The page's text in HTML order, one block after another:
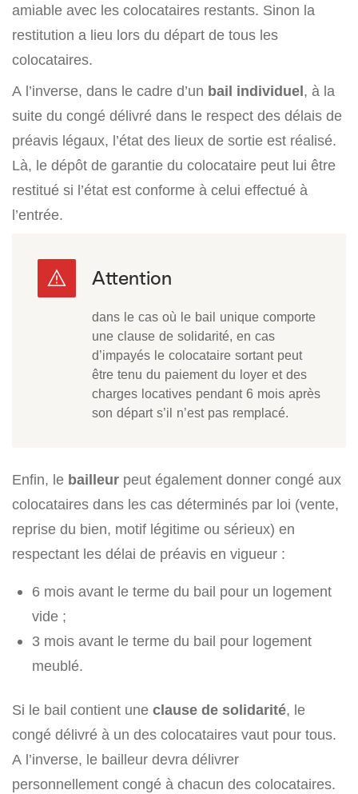
amiable avec les colocataires restants. Sinon la
restitution a lieu lors du départ de tous les
colocataires.
A l’inverse, dans le cadre d’un bail individuel, à la
suite du congé délivré dans le respect des délais de
préavis légaux, l’état des lieux de sortie est réalisé.
Là, le dépôt de garantie du colocataire peut lui être
restitué si l’état est conforme à celui effectué à
l’entrée.
dans le cas où le bail unique comporte
une clause de solidarité, en cas
d’impayés le colocataire sortant peut
être tenu du paiement du loyer et des
charges locatives pendant 6 mois après
son départ s’il n’est pas remplacé.
Enfin, le bailleur peut également donner congé aux
colocataires dans les cas déterminés par loi (vente,
reprise du bien, motif légitime ou sérieux) en
respectant les délai de préavis en vigueur :
6 mois avant le terme du bail pour un logement
vide ;
3 mois avant le terme du bail pour logement
meublé.
Si le bail contient une clause de solidarité, le
congé délivré à un des colocataires vaut pour tous.
A l’inverse, le bailleur devra délivrer
personnellement congé à chacun des colocataires.